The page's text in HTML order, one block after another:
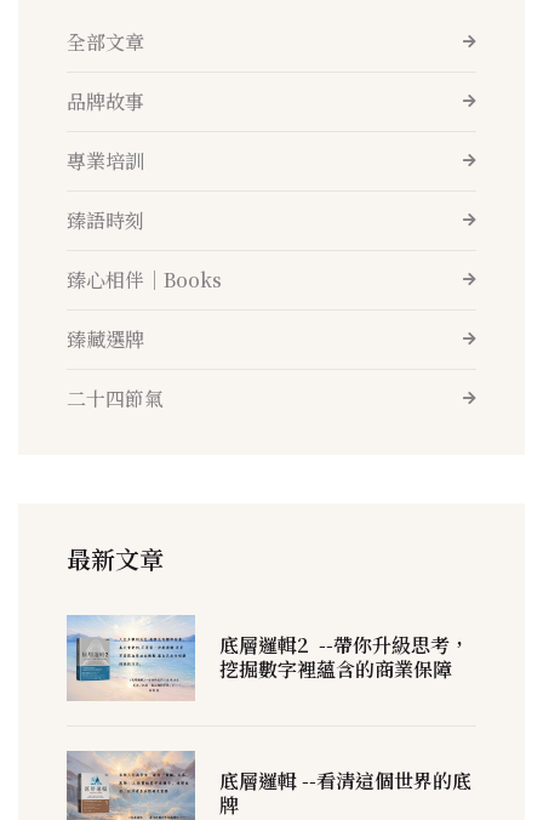
全部文章
品牌故事
專業培訓
臻語時刻
臻心相伴│Books
臻藏選牌
二十四節氣
最新文章
底層邏輯2 --帶你升級思考，
挖掘數字裡蘊含的商業保障
底層邏輯 --看清這個世界的底
牌